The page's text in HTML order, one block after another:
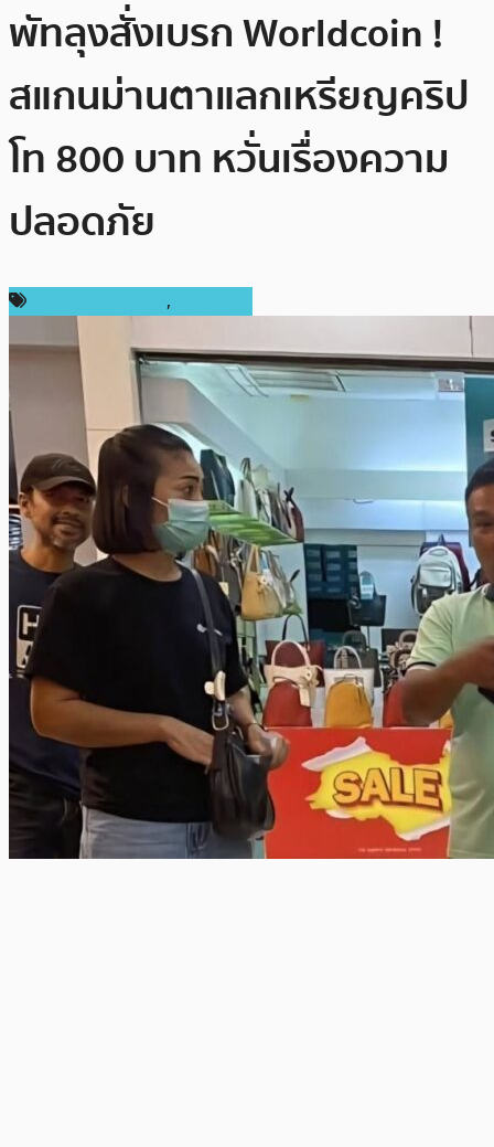
พัทลุงสั่งเบรก Worldcoin !
สแกนม่านตาแลกเหรียญคริป
โท 800 บาท หวั่นเรื่องความ
ปลอดภัย
,